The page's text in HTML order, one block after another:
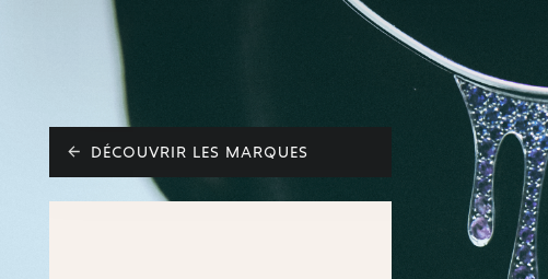
DÉCOUVRIR LES MARQUES